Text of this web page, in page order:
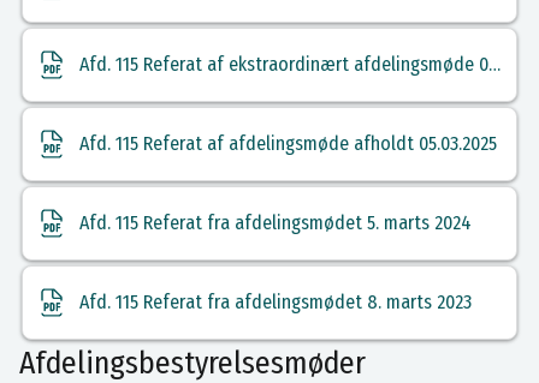
Afd. 115 Referat af ekstraordinært afdelingsmøde 02.06.2025
Afd. 115 Referat af afdelingsmøde afholdt 05.03.2025
Afd. 115 Referat fra afdelingsmødet 5. marts 2024
Afd. 115 Referat fra afdelingsmødet 8. marts 2023
Afdelingsbestyrelsesmøder